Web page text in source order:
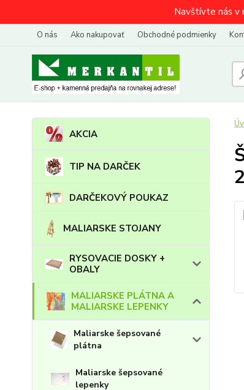
Navštívte nás v
O nás Ako nakupovať Obchodné podmienky
AKCIA
TIP NA DARČEK
DARČEKOVÝ POUKAZ
MALIARSKE STOJANY
RYSOVACIE DOSKY +
OBALY
MALIARSKE PLÁTNA A
MALIARSKE LEPENKY
Maliarske šepsované
plátna
Maliarske šepsované
lepenky